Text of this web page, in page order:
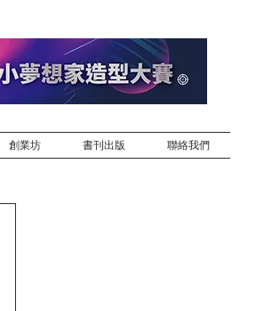
創業坊 書刊出版 聯絡我們